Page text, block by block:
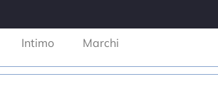
Intimo Marchi